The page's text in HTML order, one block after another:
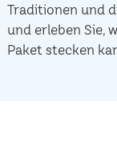
Traditionen und
und erleben Sie,
Paket stecken